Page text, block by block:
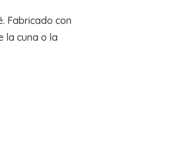
Fabricado con
la cuna o la